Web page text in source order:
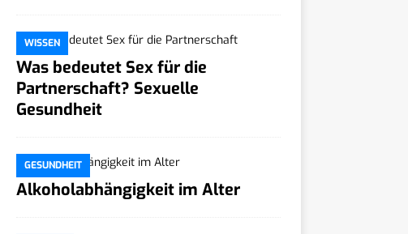
WISSEN
Was bedeutet Sex für die
Partnerschaft? Sexuelle
Gesundheit
GESUNDHEIT
Alkoholabhängigkeit im Alter